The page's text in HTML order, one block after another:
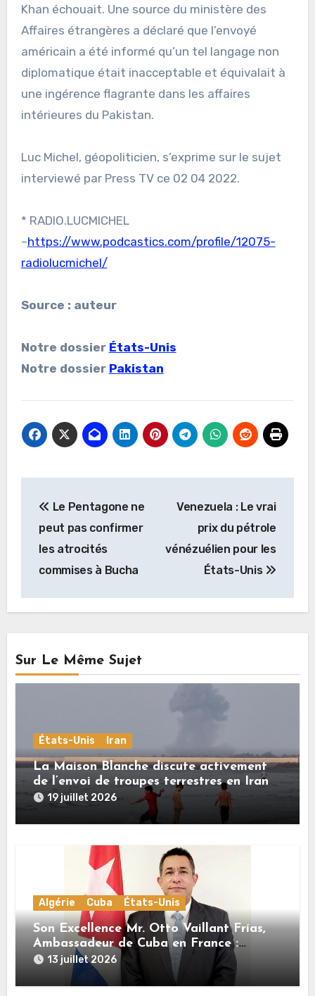
Khan échouait. Une source du ministère des
Affaires étrangères a déclaré que l’envoyé
américain a été informé qu’un tel langage non
diplomatique était inacceptable et équivalait à
une ingérence flagrante dans les affaires
intérieures du Pakistan.
Luc Michel, géopoliticien, s’exprime sur le sujet
interviewé par Press TV ce 02 04 2022.
* RADIO.LUCMICHEL
–https://www.podcastics.com/profile/12075-
radiolucmichel/
Source : auteur
Notre dossier États-Unis
Notre dossier Pakistan
de
l’article
Le Pentagone ne
peut pas confirmer
les atrocités
commises à Bucha
Venezuela : Le vrai
prix du pétrole
vénézuélien pour les
États-Unis
Sur Le Même Sujet
États-Unis Iran
La Maison Blanche discute activement
de l’envoi de troupes terrestres en Iran
19 juillet 2026
Algérie Cuba États-Unis
Son Excellence Mr. Otto Vaillant Frías,
Ambassadeur de Cuba en France :
« Cuba et l’Algérie sont unies par une
histoire commune de lutte pour
l’indépendance, la dignité et la justice
13 juillet 2026